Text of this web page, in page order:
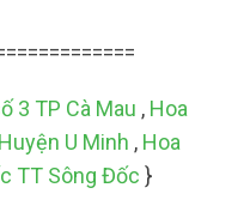
3 TP Cà Mau , Hoa
U Minh , Hoa
TT Sông Đốc }